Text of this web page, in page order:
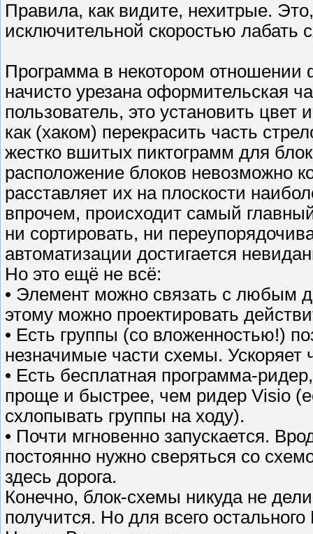
Правила, как видите, нехитрые.
исключительной скоростью лабать
Программа в некотором
начисто урезана оформительская
пользователь, это установить цвет
как (хаком) перекрасить часть
жестко вшитых пиктограмм для
расположение блоков невозможно
расставляет их на плоскости
впрочем, происходит самый
ни сортировать, ни
автоматизации достигается
Но это ещё не всё:
• Элемент можно связать с любым
этому можно проектировать
• Есть группы (со вложенностью!)
незначимые части схемы.
• Есть бесплатная программа-
проще и быстрее, чем ридер Visio
схлопывать группы на ходу).
• Почти мгновенно запускается.
постоянно нужно сверяться со
здесь дорога.
Конечно, блок-схемы никуда не
получится. Но для всего